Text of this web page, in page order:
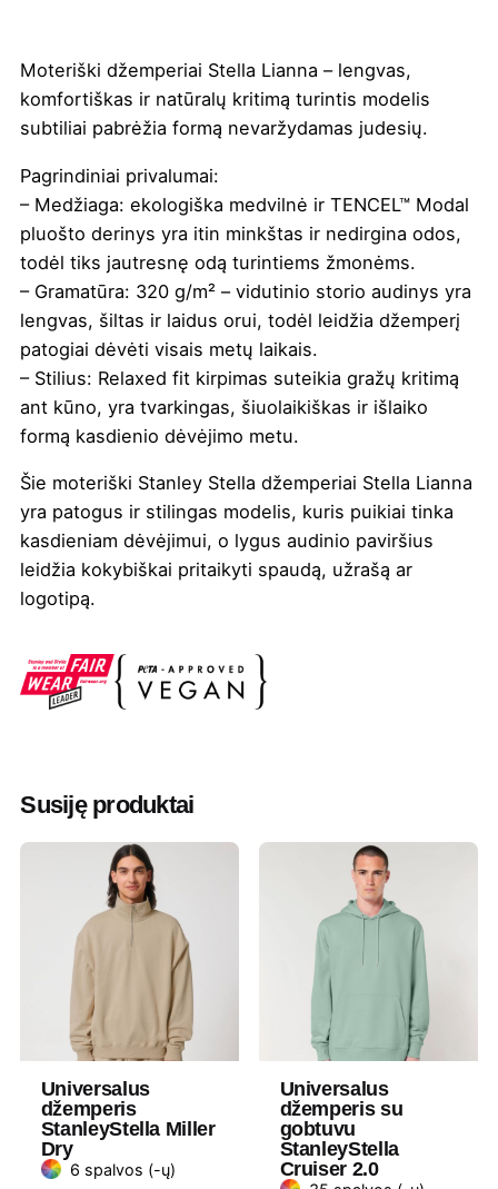
Moteriški džemperiai Stella Lianna – lengvas,
komfortiškas ir natūralų kritimą turintis modelis
subtiliai pabrėžia formą nevaržydamas judesių.
Pagrindiniai privalumai:
– Medžiaga: ekologiška medvilnė ir TENCEL™ Modal
pluošto derinys yra itin minkštas ir nedirgina odos,
todėl tiks jautresnę odą turintiems žmonėms.
– Gramatūra: 320 g/m² – vidutinio storio audinys yra
lengvas, šiltas ir laidus orui, todėl leidžia džemperį
patogiai dėvėti visais metų laikais.
– Stilius: Relaxed fit kirpimas suteikia gražų kritimą
ant kūno, yra tvarkingas, šiuolaikiškas ir išlaiko
formą kasdienio dėvėjimo metu.
Šie moteriški Stanley Stella džemperiai Stella Lianna
yra patogus ir stilingas modelis, kuris puikiai tinka
kasdieniam dėvėjimui, o lygus audinio paviršius
leidžia kokybiškai pritaikyti spaudą, užrašą ar
logotipą.
Spalva French mėlyna,
melanžinė,Tamsiai violetinė
Džiovinimas Draudžiama džiovinti džiovyklėje
Lyginimas 110°
30° Panašios spalvos drabužius
skalbkite kartu, nelyginkite ant
spaudos, skalbkite ir lyginkite
išvirkščiąja puse.
Medžiaga
Ekologiška medvilnė ir TENCEL™ Modal
Gramatūra /
Talpa
320 g/m²
Susiję produktai
Universalus
džemperis
StanleyStella Miller
Dry
6 spalvos (-ų)
Universalus
džemperis su
gobtuvu
StanleyStella
Cruiser 2.0